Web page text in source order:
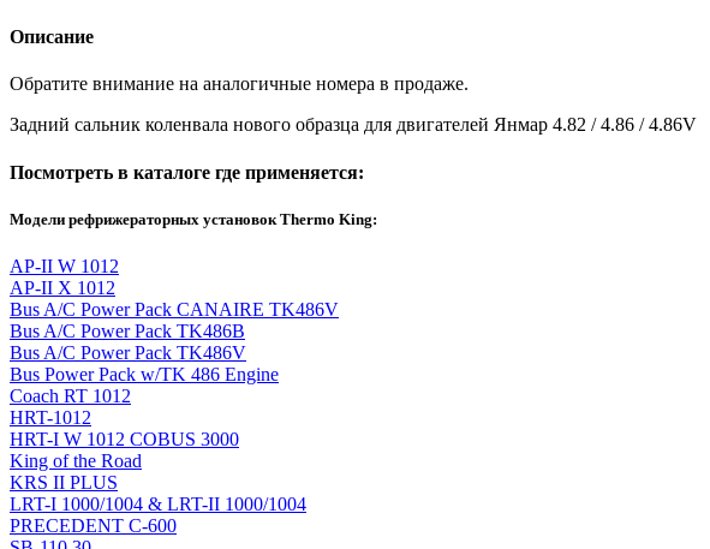
Описание
Обратите внимание на аналогичные номера в продаже.
Задний сальник коленвала нового образца для двигателей Янмар 4.82 / 4.86 / 4.86V
Посмотреть в каталоге где применяется:
Модели рефрижераторных установок Thermo King:
AP-II W 1012
AP-II X 1012
Bus A/C Power Pack CANAIRE TK486V
Bus A/C Power Pack TK486B
Bus A/C Power Pack TK486V
Bus Power Pack w/TK 486 Engine
Coach RT 1012
HRT-1012
HRT-I W 1012 COBUS 3000
King of the Road
KRS II PLUS
LRT-I 1000/1004 & LRT-II 1000/1004
PRECEDENT C-600